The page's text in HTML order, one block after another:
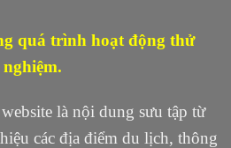
quá trình hoạt động thử
nghiệm.
là nội dung sưu tập từ
các địa điểm du lịch, thông